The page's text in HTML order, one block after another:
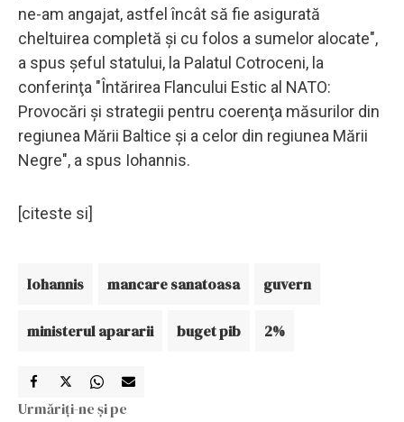
ne-am angajat, astfel încât să fie asigurată
cheltuirea completă şi cu folos a sumelor alocate",
a spus şeful statului, la Palatul Cotroceni, la
conferinţa "Întărirea Flancului Estic al NATO:
Provocări şi strategii pentru coerenţa măsurilor din
regiunea Mării Baltice şi a celor din regiunea Mării
Negre", a spus Iohannis.
[citeste si]
Iohannis mancare sanatoasa guvern
ministerul apararii buget pib 2%
Urmăriți-ne și pe